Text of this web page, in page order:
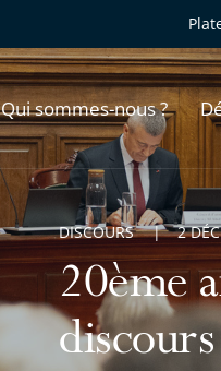
Qui sommes-nous ?
20ème
DISCOURS 2